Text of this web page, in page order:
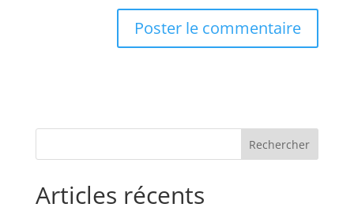
Rechercher
Articles récents